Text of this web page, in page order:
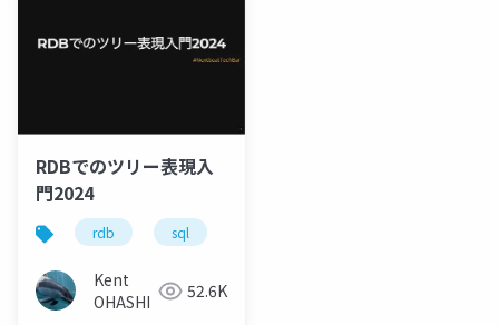
RDBでのツリー表現入
門2024
rdb sql
Kent
OHASHI
52.6K